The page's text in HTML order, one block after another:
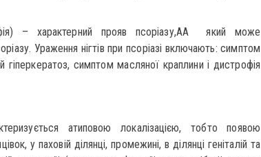
– характерний прояв псоріазу,AA який може
Ураження нігтів при псоріазі включають: симптом
гіперкератоз, симптом масляної краплини і дистрофія
атиповою локалізацією, тобто появою
у паховій ділянці, промежині, в ділянці геніталій та